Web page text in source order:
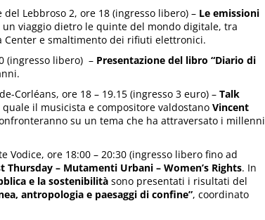
Lebbroso 2, ore 18 (ingresso libero) – Le emissioni
viaggio dietro le quinte del mondo digitale, tra
e smaltimento dei rifiuti elettronici.
(ingresso libero) – Presentazione del libro “Diario di
Corléans, ore 18 – 19.15 (ingresso 3 euro) – Talk
quale il musicista e compositore valdostano Vincent
su un tema che ha attraversato i millenni
Vodice, ore 18:00 – 20:30 (ingresso libero fino ad
Thursday – Mutamenti Urbani – Women’s Rights. In
e la sostenibilità sono presentati i risultati del
antropologia e paesaggi di confine”, coordinato